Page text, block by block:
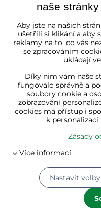
Jurhan.cz
naše
Aby jste na našich
ušetřili si klikání a aby
reklamy na to, co vás
se zpracováním
ukládají
Díky nim vám naše
fungovalo správně a
soubory cookie a
zobrazování
cookies má přístup i
k
Zásady
Nastavit volby